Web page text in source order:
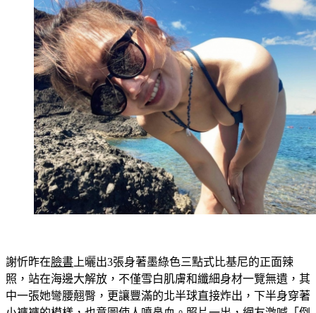
謝忻昨在臉書 上曬出3張身著墨綠色三點式比基尼的正面辣
照，站在海邊大解放，不僅雪白肌膚和纖細身材一覽無遺，其
中一張她彎腰翹臀，更讓豐滿的北半球直接炸出，下半身穿著